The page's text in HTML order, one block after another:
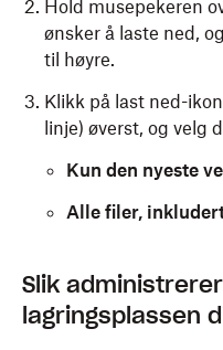
Hold musepekeren
ønsker å laste ned,
til høyre.
Klikk på last ned-
linje) øverst, og velg
Kun den nyeste
Alle filer,
eller størrelser:
Slik
lagringsplassen